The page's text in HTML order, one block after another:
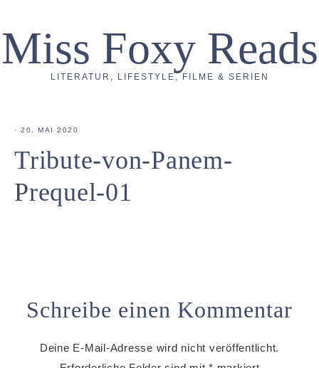
Miss Foxy Reads
LITERATUR, LIFESTYLE, FILME & SERIEN
· 20. MAI 2020
Tribute-von-Panem-
Prequel-01
Schreibe einen Kommentar
Deine E-Mail-Adresse wird nicht veröffentlicht.